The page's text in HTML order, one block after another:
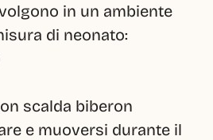
in un ambiente
di neonato:
scalda biberon
e muoversi durante il